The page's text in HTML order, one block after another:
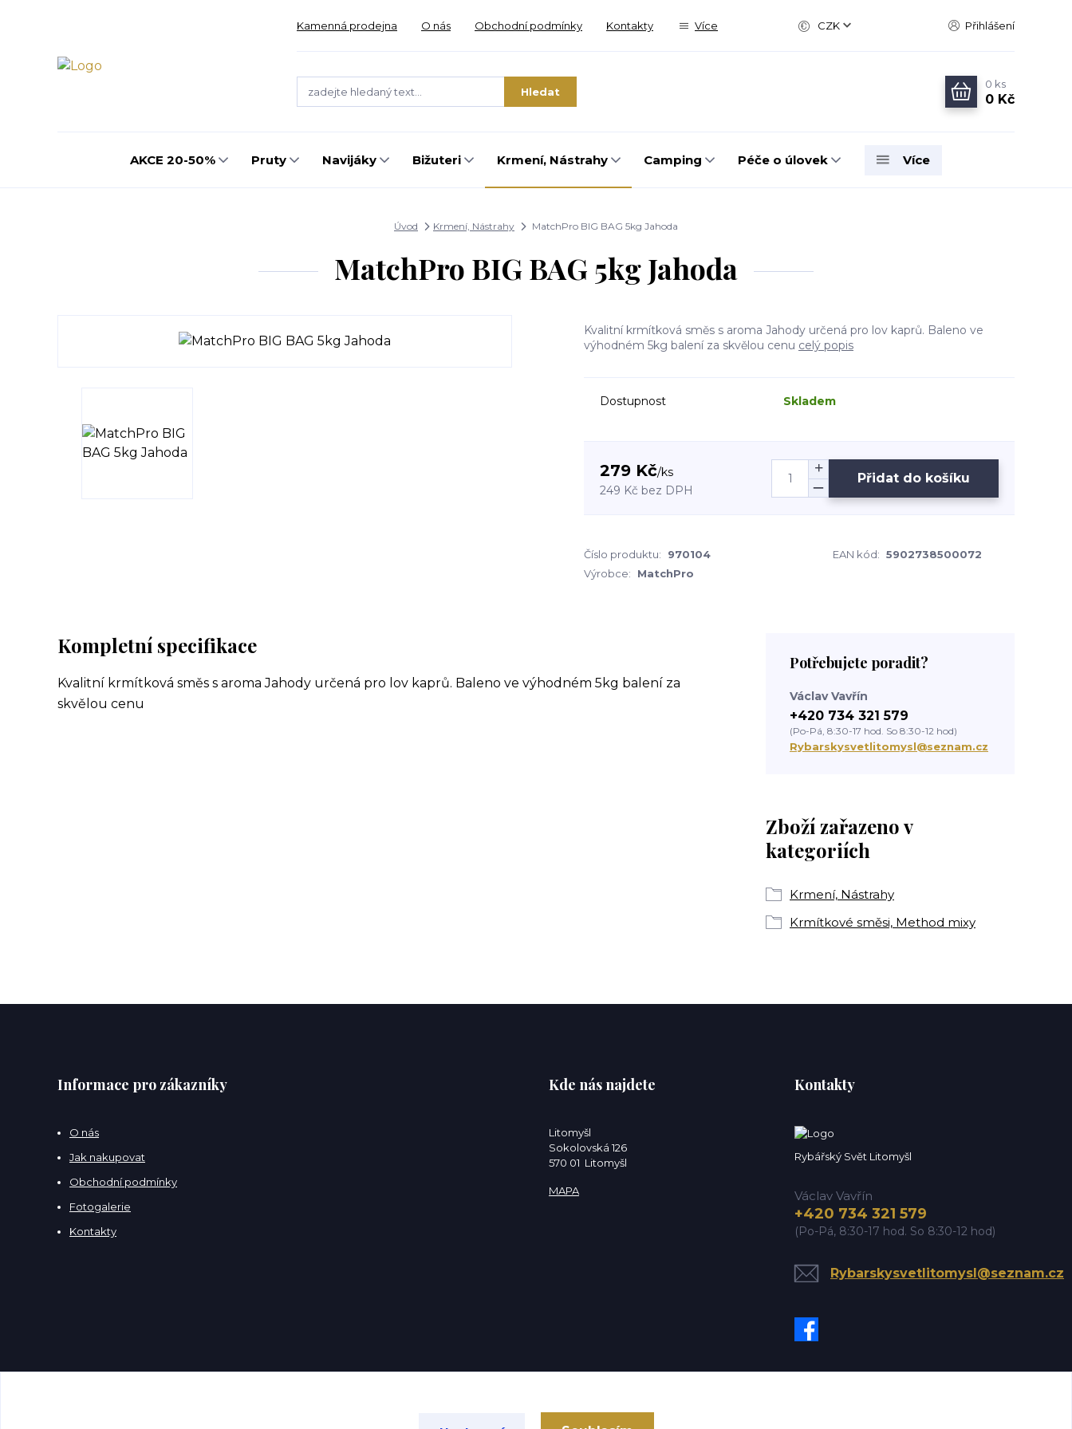
Kamenná prodejna O nás Obchodní podmínky Kontakty Více CZK Přihlášení
Hledat
0 ks
0 Kč
AKCE 20-50% Pruty Navijáky Bižuteri Krmení, Nástrahy Camping Péče o úlovek Více
Úvod Krmení, Nástrahy MatchPro BIG BAG 5kg Jahoda
MatchPro BIG BAG 5kg Jahoda
Kvalitní krmítková směs s aroma Jahody určená pro lov kaprů. Baleno ve
výhodném 5kg balení za skvělou cenu celý popis
Dostupnost Skladem
279 Kč/ks
249 Kč bez DPH
Přidat do košíku
Číslo produktu: 970104 EAN kód: 5902738500072
Výrobce:
MatchPro
Kompletní specifikace
Kvalitní krmítková směs s aroma Jahody určená pro lov kaprů. Baleno ve výhodném 5kg balení za
skvělou cenu
Zboží zařazeno v
kategoriích
Krmení, Nástrahy
Krmítkové směsi, Method mixy
Potřebujete poradit?
Václav Vavřín
+420 734 321 579
(Po-Pá, 8:30-17 hod. So 8:30-12 hod)
Rybarskysvetlitomysl@seznam.cz
Informace pro zákazníky
O nás
Jak nakupovat
Obchodní podmínky
Fotogalerie
Kontakty
Kde nás najdete
Litomyšl
Sokolovská 126
570 01 Litomyšl
MAPA
Kontakty
Rybářský Svět Litomyšl
Václav Vavřín
+420 734 321 579
(Po-Pá, 8:30-17 hod. So 8:30-12 hod)
Rybarskysvetlitomysl@seznam.cz